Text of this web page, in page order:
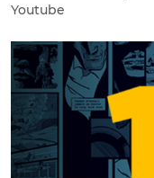
Youtube